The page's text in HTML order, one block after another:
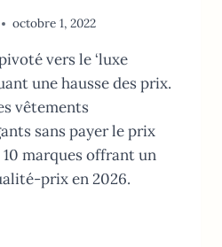
octobre 1, 2022
vers le ‘luxe
une hausse des prix.
vêtements
sans payer le prix
marques offrant un
prix en 2026.